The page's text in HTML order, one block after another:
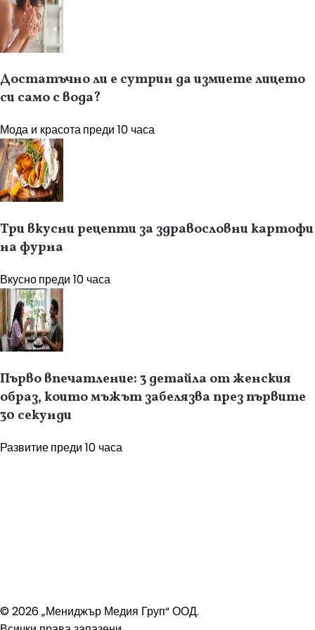
Достатъчно ли е сутрин да измиете лицето
си само с вода?
Мода и красотапреди 10 часа
Три вкусни рецепти за здравословни картофи
на фурна
Вкуснопреди 10 часа
Първо впечатление: 3 детайла от женския
образ, които мъжът забелязва през първите
30 секунди
Развитиепреди 10 часа
© 2026 „Мениджър Медия Груп“ ООД.